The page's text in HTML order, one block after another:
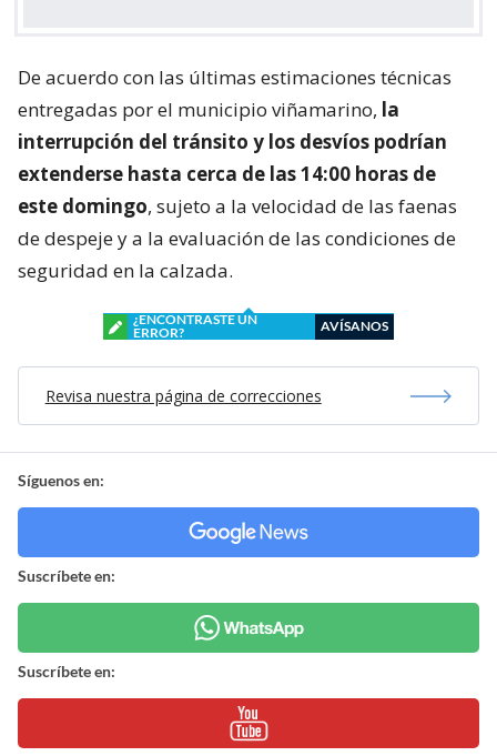
De acuerdo con las últimas estimaciones técnicas
entregadas por el municipio viñamarino, la
interrupción del tránsito y los desvíos podrían
extenderse hasta cerca de las 14:00 horas de
este domingo, sujeto a la velocidad de las faenas
de despeje y a la evaluación de las condiciones de
seguridad en la calzada.
¿ENCONTRASTE UN
ERROR?
AVÍSANOS
Revisa nuestra página de correcciones
Síguenos en:
Suscríbete en:
Suscríbete en: